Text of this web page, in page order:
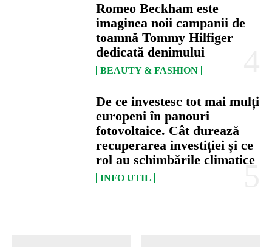
Romeo Beckham este
imaginea noii campanii de
toamnă Tommy Hilfiger
dedicată denimului
BEAUTY & FASHION
De ce investesc tot mai mulți
europeni în panouri
fotovoltaice. Cât durează
recuperarea investiției și ce
rol au schimbările climatice
INFO UTIL